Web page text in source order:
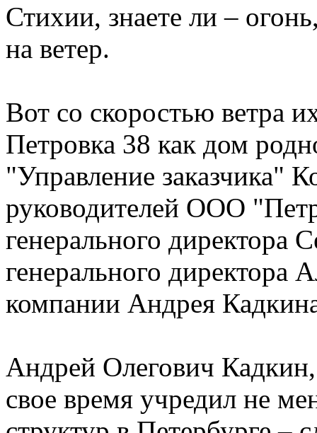
Стихии, знаете ли –
на ветер.
Вот со скоростью ветра
Петровка 38 как дом
"Управление заказчика"
руководителей ООО
генерального директора
генерального директора
компании Андрея
Андрей Олегович
свое время учредил не